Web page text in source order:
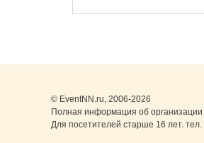
© EventNN.ru, 2006-2026
Полная информация об
Для посетителей старше 16 лет. тел.